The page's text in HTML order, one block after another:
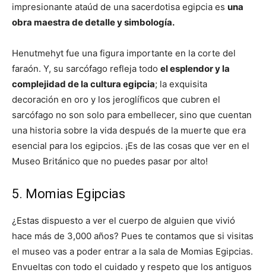
impresionante ataúd de una sacerdotisa egipcia es una
obra maestra de detalle y simbología.
Henutmehyt fue una figura importante en la corte del
faraón. Y, su sarcófago refleja todo el esplendor y la
complejidad de la cultura egipcia; la exquisita
decoración en oro y los jeroglíficos que cubren el
sarcófago no son solo para embellecer, sino que cuentan
una historia sobre la vida después de la muerte que era
esencial para los egipcios. ¡Es de las cosas que ver en el
Museo Británico que no puedes pasar por alto!
5. Momias Egipcias
¿Estas dispuesto a ver el cuerpo de alguien que vivió
hace más de 3,000 años? Pues te contamos que si visitas
el museo vas a poder entrar a la sala de Momias Egipcias.
Envueltas con todo el cuidado y respeto que los antiguos